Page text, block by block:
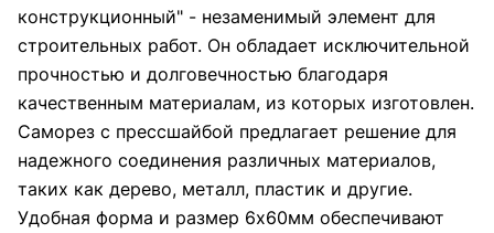
конструкционный" - незаменимый элемент для
строительных работ. Он обладает исключительной
прочностью и долговечностью благодаря
качественным материалам, из которых изготовлен.
Саморез с прессшайбой предлагает решение для
надежного соединения различных материалов,
таких как дерево, металл, пластик и другие.
Удобная форма и размер 6х60мм обеспечивают